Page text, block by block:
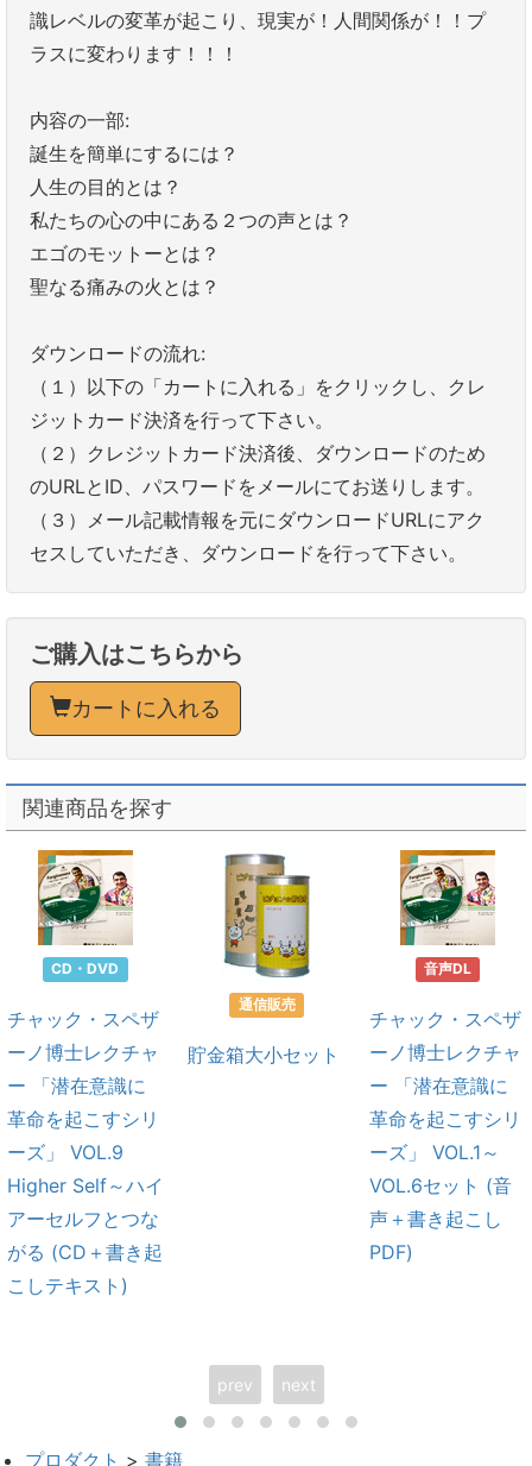
識レベルの変革が起こり、現実が！人間関係が！！プ
ラスに変わります！！！
内容の一部:
誕生を簡単にするには？
人生の目的とは？
私たちの心の中にある２つの声とは？
エゴのモットーとは？
聖なる痛みの火とは？
ダウンロードの流れ:
（１）以下の「カートに入れる」をクリックし、クレ
ジットカード決済を行って下さい。
（２）クレジットカード決済後、ダウンロードのため
のURLとID、パスワードをメールにてお送りします。
（３）メール記載情報を元にダウンロードURLにアク
セスしていただき、ダウンロードを行って下さい。
ご購入はこちらから
カートに入れる
関連商品を探す
CD・DVD
チャック・スペザ
ーノ博士レクチャ
ー 「潜在意識に
革命を起こすシリ
ーズ」 VOL.9
Higher Self～ハイ
アーセルフとつな
がる (CD＋書き起
こしテキスト)
通信販売
貯金箱大小セット
音声DL
チャック・スペザ
ーノ博士レクチャ
ー 「潜在意識に
革命を起こすシリ
ーズ」 VOL.1～
VOL.6セット (音
声＋書き起こし
PDF)
prev next
プロダクト > 書籍